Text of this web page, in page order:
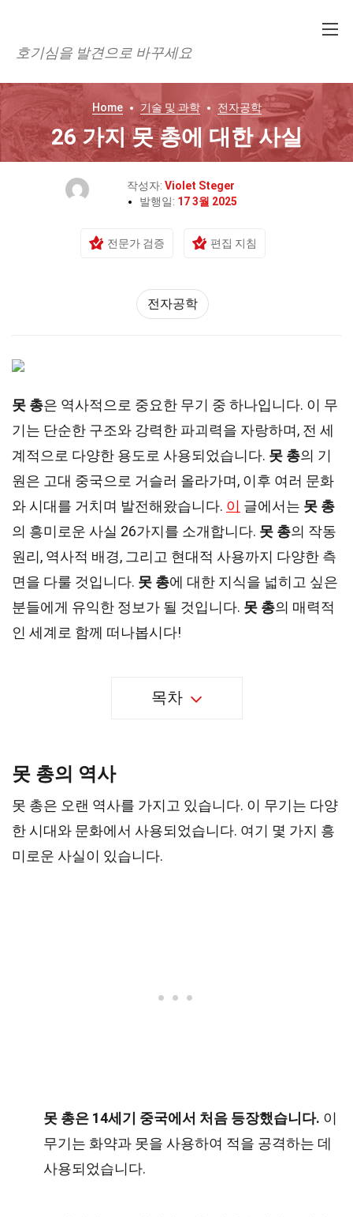
호기심을 발견으로 바꾸세요
Home 기술 및 과학 전자공학
26 가지 못 총에 대한 사실
작성자: Violet Steger
발행일: 17 3월 2025
전문가 검증 편집 지침
전자공학
못 총은 역사적으로 중요한 무기 중 하나입니다. 이 무
기는 단순한 구조와 강력한 파괴력을 자랑하며, 전 세
계적으로 다양한 용도로 사용되었습니다. 못 총의 기
원은 고대 중국으로 거슬러 올라가며, 이후 여러 문화
와 시대를 거치며 발전해왔습니다. 이 글에서는 못 총
의 흥미로운 사실 26가지를 소개합니다. 못 총의 작동
원리, 역사적 배경, 그리고 현대적 사용까지 다양한 측
면을 다룰 것입니다. 못 총에 대한 지식을 넓히고 싶은
분들에게 유익한 정보가 될 것입니다. 못 총의 매력적
인 세계로 함께 떠나봅시다!
목차
못 총의 역사
못 총은 오랜 역사를 가지고 있습니다. 이 무기는 다양
한 시대와 문화에서 사용되었습니다. 여기 몇 가지 흥
미로운 사실이 있습니다.
못 총은 14세기 중국에서 처음 등장했습니다. 이
무기는 화약과 못을 사용하여 적을 공격하는 데
사용되었습니다.